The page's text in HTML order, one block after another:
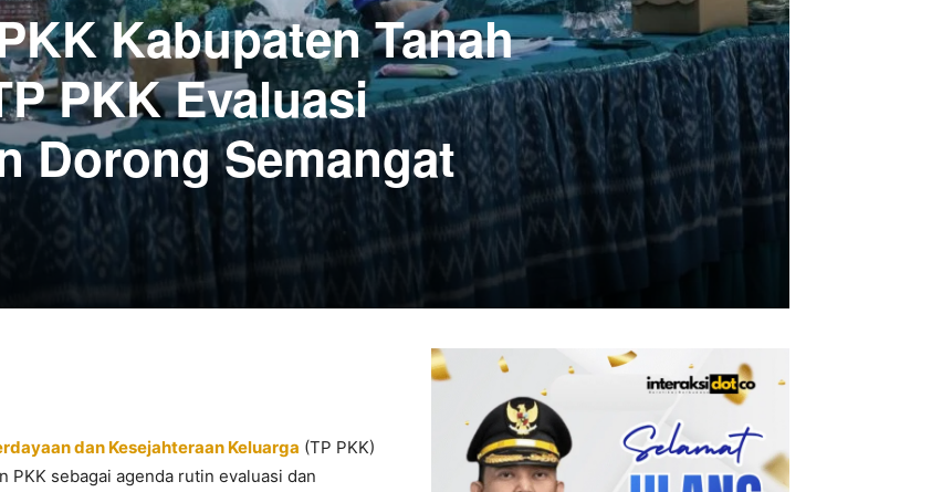
Kabupaten Tanah
PKK Evaluasi
Dorong Semangat
dan Kesejahteraan Keluarga (TP PKK)
PKK sebagai agenda rutin evaluasi dan